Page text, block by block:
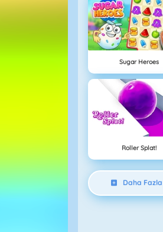
Sugar Heroes
Roller Splat!
Daha Fazla